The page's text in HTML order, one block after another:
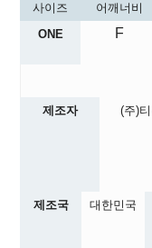
사이즈
어깨너비
ONE
F
제조자 (주)
제조국
대한민국